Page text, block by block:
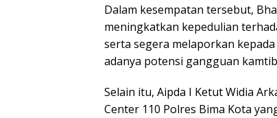
Dalam kesempatan tersebut,
meningkatkan kepedulian
serta segera melaporkan
adanya potensi gangguan
Selain itu, Aipda I Ketut Widia
Center 110 Polres Bima Kota